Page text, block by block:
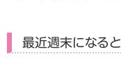
最近週末になると